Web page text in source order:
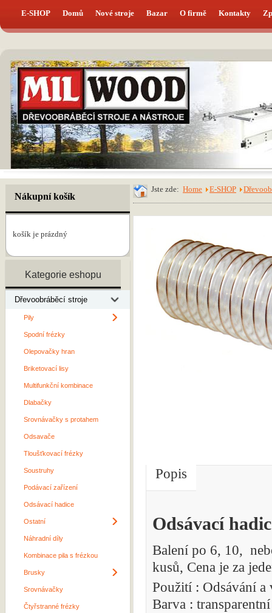
E-SHOP Domů Nové stroje Bazar O firmě Kontakty
Nákupní košík
košík je prázdný
Kategorie eshopu
Dřevoobráběcí stroje
Pily
Spodní frézky
Olepovačky hran
Briketovací lisy
Multifunkční kombinace
Dlabačky
Srovnávačky s protahem
Odsavače
Tloušťkovací frézky
Soustruhy
Podávací zařízení
Odsávací hadice
Ostatní
Náhradní díly
Kombinace pila s frézkou
Brusky
Srovnávačky
Čtyřstranné frézky
Jste zde: Home E-SHOP
Popis
Odsávací
Balení po 6, 10,
kusů, Cena je za
Použití : Odsávání
Barva :